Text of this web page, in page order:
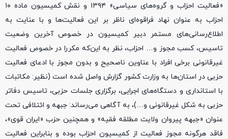
«فعالیت احزاب و گروه‌های سیاسی» ۱۳۹۴ و نقش کمیسیون ماده ۱۰
احزاب به عنوان نهاد فراقوه‌ای ناظر بر این فعالیت‌ها و با عنایت به
اطلاع‌رسانی‌های مستمر دبیر کمیسیون در خصوص آخرین وضعیت
تاسیس، کسب مجوز و… احزاب، نظر به این‌که مکررا در خصوص فعالیت
غیرقانونی برخی افراد با عناوین ناصحیح و بدون مجوز با ادعای فعالیت
حزبی در استان‌ها به وزارت کشور گزارش واصل شده است (نظیر: مکاتبات
با استانداری و دستگاه‌های اجرایی، برگزاری جلسات حزبی، تاسیس دفاتر
حزبی به شکل غیرقانونی و…)، به آگاهی می‌رساند: جبهه و ائتلافی تحت
عنوان «جبهه پیروان ولایت مطلقه فقیه» و همچنین حزب «ایران قوی»،
فاقد هرگونه مجوز فعالیت از کمیسیون احزاب بوده و بنابراین فعالیت